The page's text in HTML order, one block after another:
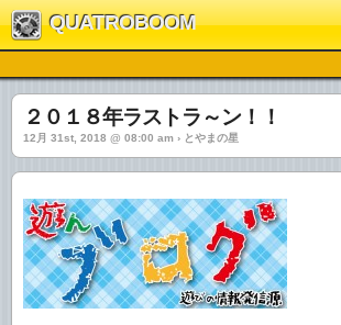
QUATROBOOM
２０１８年ラストラ～ン！！
12月 31st, 2018 @ 08:00 am › とやまの星